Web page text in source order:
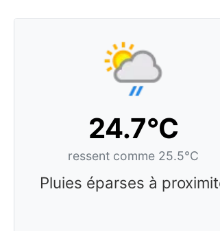
24.7°C
ressent comme 25.5°C
Pluies éparses à